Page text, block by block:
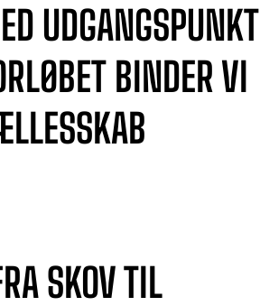
UDGANGSPUNKT I
BINDER VI
SKOV TIL